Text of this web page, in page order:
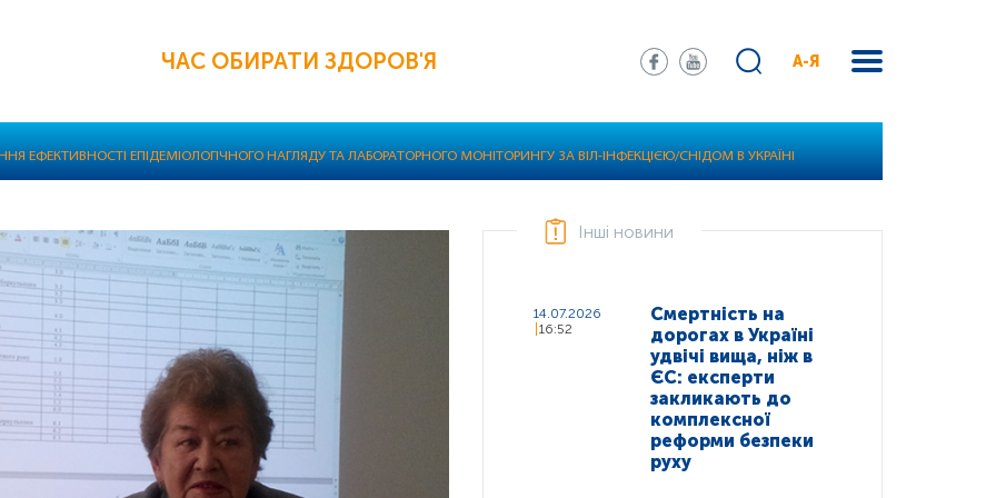
ЧАС ОБИРАТИ ЗДОРОВ'Я А-Я
ЕФЕКТИВНОСТІ ЕПІДЕМІОЛОГІЧНОГО НАГЛЯДУ ТА ЛАБОРАТОРНОГО МОНІТОРИНГУ ЗА ВІЛ-ІНФЕКЦІЄЮ/СНІДОМ В УКРАЇНІ
Інші новини
14.07.2026
16:52
Смертність на
дорогах в Україні
удвічі вища, ніж в
ЄС: експерти
закликають до
комплексної
реформи безпеки
руху